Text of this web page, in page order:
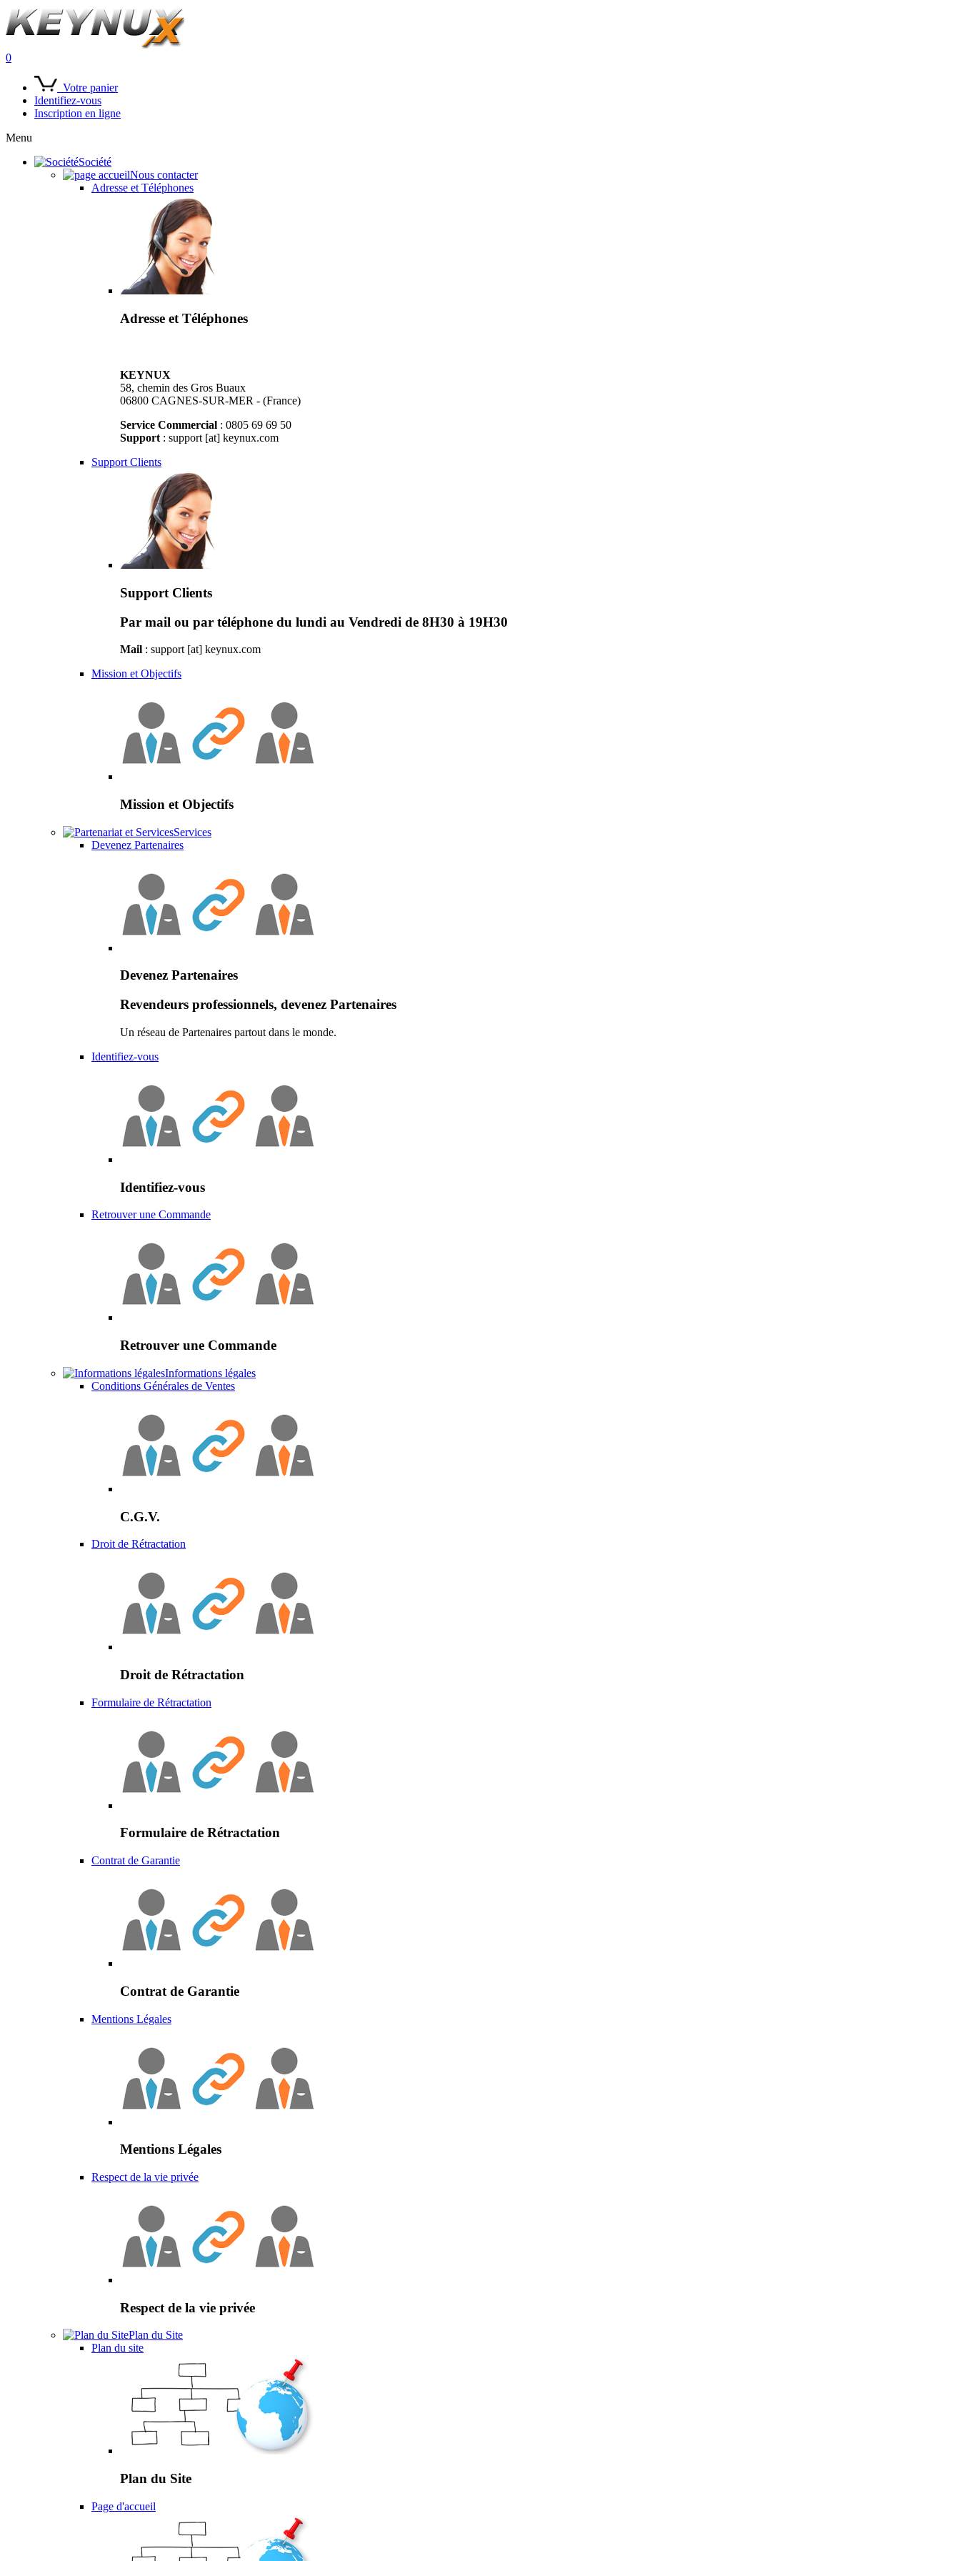
0
Votre panier
Identifiez-vous
Inscription en ligne
Menu
Société
Nous contacter
Adresse et Téléphones
Adresse et Téléphones
KEYNUX
58, chemin des Gros Buaux
06800 CAGNES-SUR-MER - (France)
Service Commercial : 0805 69 69 50
Support : support [at] keynux.com
Support Clients
Support Clients
Par mail ou par téléphone du lundi au Vendredi de 8H30 à 19H30
Mail : support [at] keynux.com
Mission et Objectifs
Mission et Objectifs
Services
Devenez Partenaires
Devenez Partenaires
Revendeurs professionnels, devenez Partenaires
Un réseau de Partenaires partout dans le monde.
Identifiez-vous
Identifiez-vous
Retrouver une Commande
Retrouver une Commande
Informations légales
Conditions Générales de Ventes
C.G.V.
Droit de Rétractation
Droit de Rétractation
Formulaire de Rétractation
Formulaire de Rétractation
Contrat de Garantie
Contrat de Garantie
Mentions Légales
Mentions Légales
Respect de la vie privée
Respect de la vie privée
Plan du Site
Plan du site
Plan du Site
Page d'accueil